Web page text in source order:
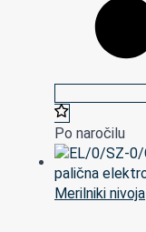
Po naročilu
Merilniki nivoja